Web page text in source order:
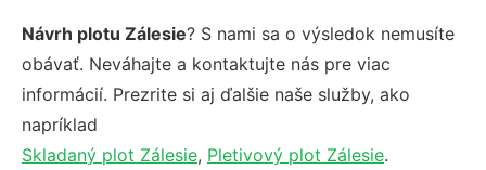
Návrh plotu Zálesie? S nami sa o výsledok nemusíte
obávať. Neváhajte a kontaktujte nás pre viac
informácií. Prezrite si aj ďalšie naše služby, ako
napríklad
Skladaný plot Zálesie, Pletivový plot Zálesie.